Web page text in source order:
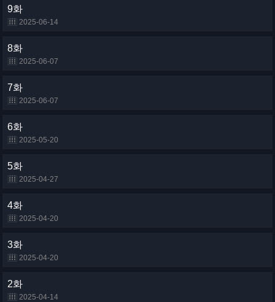
9화
2025-06-14
8화
2025-06-07
7화
2025-06-07
6화
2025-05-20
5화
2025-04-27
4화
2025-04-20
3화
2025-04-20
2화
2025-04-14